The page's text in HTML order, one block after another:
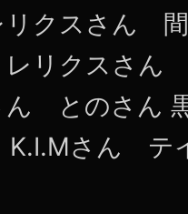
クスさん 間
リクスさん
とのさん
K.I.Mさん テ